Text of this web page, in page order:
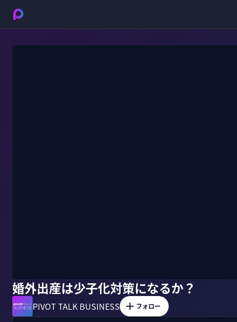
婚外出産は少子化対策になるか？
PIVOT TALK BUSINESS フォロー